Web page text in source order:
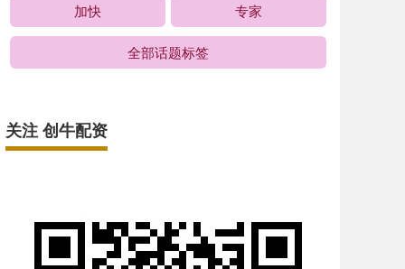
加快 专家
全部话题标签
关注 创牛配资